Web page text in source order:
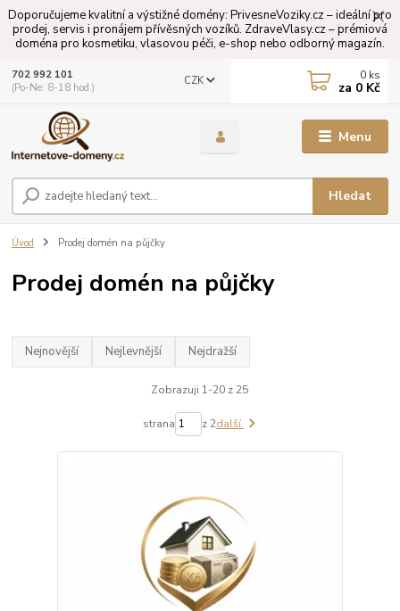
Doporučujeme kvalitní a výstižné domény: PrivesneVoziky.cz – ideální pro
prodej, servis i pronájem přívěsných vozíků. ZdraveVlasy.cz – prémiová
doména pro kosmetiku, vlasovou péči, e-shop nebo odborný magazín.
Menu
CZK
Hledat
702 992 101
(Po-Ne: 8-18 hod.)
0 ks
za 0 Kč
Úvod Prodej domén na půjčky
Prodej domén na půjčky
Nejnovější Nejlevnější Nejdražší
Zobrazuji 1-20 z 25
strana z 2další